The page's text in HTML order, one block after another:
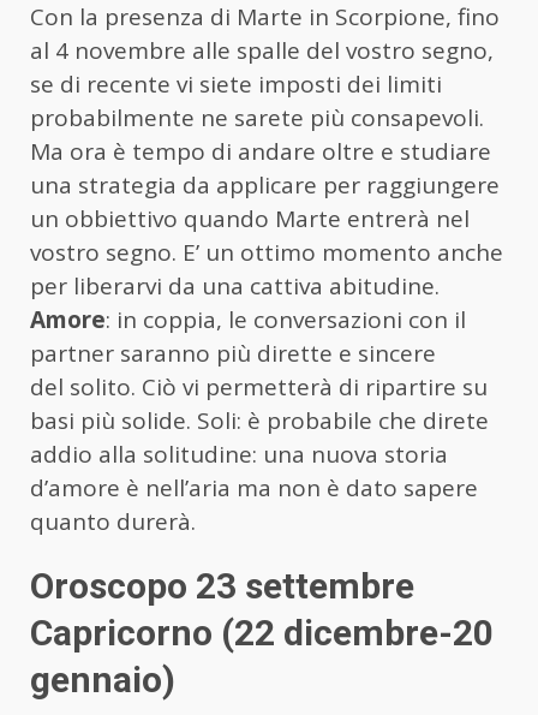
Con la presenza di Marte in Scorpione, fino
al 4 novembre alle spalle del vostro segno,
se di recente vi siete imposti dei limiti
probabilmente ne sarete più consapevoli.
Ma ora è tempo di andare oltre e studiare
una strategia da applicare per raggiungere
un obbiettivo quando Marte entrerà nel
vostro segno. E’ un ottimo momento anche
per liberarvi da una cattiva abitudine.
Amore: in coppia, le conversazioni con il
partner saranno più dirette e sincere
del solito. Ciò vi permetterà di ripartire su
basi più solide. Soli: è probabile che direte
addio alla solitudine: una nuova storia
d’amore è nell’aria ma non è dato sapere
quanto durerà.
Oroscopo 23 settembre
Capricorno (22 dicembre-20
gennaio)